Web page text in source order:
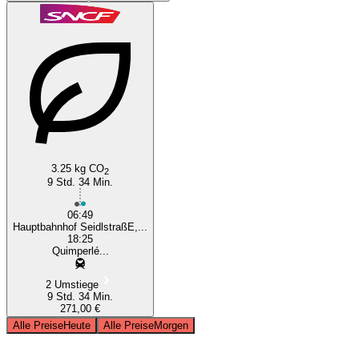
Quimper
3.25 kg CO2
9 Std. 34 Min.
06:49
Hauptbahnhof SeidlstraßE,...
18:25
Quimperlé...
2 Umstiege
9 Std. 34 Min.
271,00 €
Alle PreiseHeute Alle PreiseMorgen